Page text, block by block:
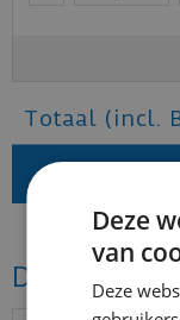
Totaal (incl.
Dit vind je
In
Deze
van
Deze